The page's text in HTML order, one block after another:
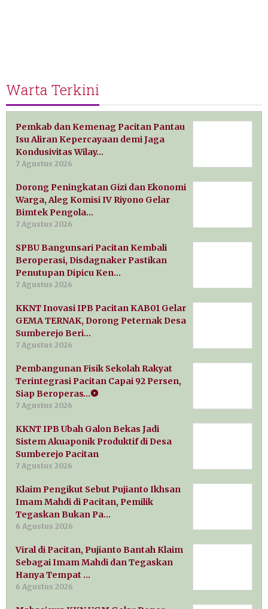
Warta Terkini
Pemkab dan Kemenag Pacitan Pantau
Isu Aliran Kepercayaan demi Jaga
Kondusivitas Wilay…
7 Agustus 2026
Dorong Peningkatan Gizi dan Ekonomi
Warga, Aleg Komisi IV Riyono Gelar
Bimtek Pengola…
7 Agustus 2026
SPBU Bangunsari Pacitan Kembali
Beroperasi, Disdagnaker Pastikan
Penutupan Dipicu Ken…
7 Agustus 2026
KKNT Inovasi IPB Pacitan KAB01 Gelar
GEMA TERNAK, Dorong Peternak Desa
Sumberejo Beri…
7 Agustus 2026
Pembangunan Fisik Sekolah Rakyat
Terintegrasi Pacitan Capai 92 Persen,
Siap Beroperas…
7 Agustus 2026
KKNT IPB Ubah Galon Bekas Jadi
Sistem Akuaponik Produktif di Desa
Sumberejo Pacitan
7 Agustus 2026
Klaim Pengikut Sebut Pujianto Ikhsan
Imam Mahdi di Pacitan, Pemilik
Tegaskan Bukan Pa…
6 Agustus 2026
Viral di Pacitan, Pujianto Bantah Klaim
Sebagai Imam Mahdi dan Tegaskan
Hanya Tempat …
6 Agustus 2026